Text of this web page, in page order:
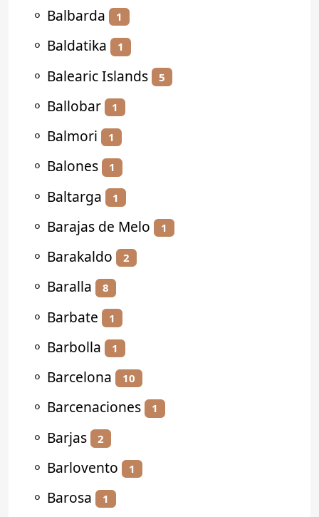
⚬ Balbarda 1
⚬ Baldatika 1
⚬ Balearic Islands 5
⚬ Ballobar 1
⚬ Balmori 1
⚬ Balones 1
⚬ Baltarga 1
⚬ Barajas de Melo 1
⚬ Barakaldo 2
⚬ Baralla 8
⚬ Barbate 1
⚬ Barbolla 1
⚬ Barcelona 10
⚬ Barcenaciones 1
⚬ Barjas 2
⚬ Barlovento 1
⚬ Barosa 1